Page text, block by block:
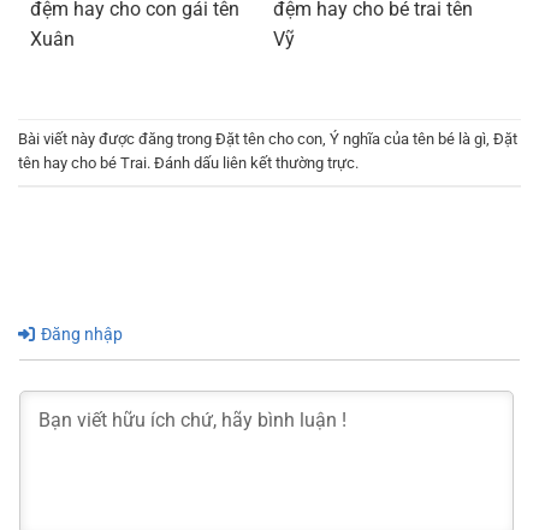
đệm hay cho con gái tên
Xuân
đệm hay cho bé trai tên
Vỹ
Bài viết này được đăng trong Đặt tên cho con, Ý nghĩa của tên bé là gì, Đặt
tên hay cho bé Trai. Đánh dấu liên kết thường trực.
Đăng nhập